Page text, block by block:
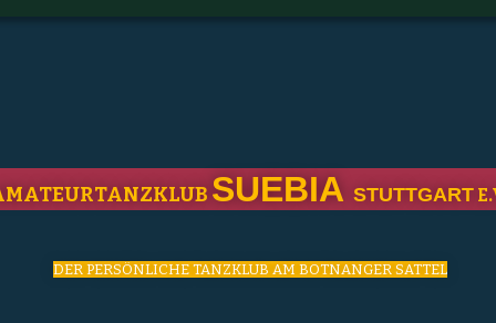
SUEBIA STUTTGART
DER PERSÖNLICHE TANZKLUB AM BOTNANGER SATTEL